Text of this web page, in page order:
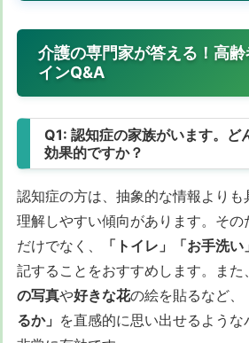
介護の専門家が答える！高
インQ&A
Q1: 認知症の家族がいます。ど
効果的ですか？
認知症の方は、抽象的な情報より
理解しやすい傾向があります。その
だけでなく、
「トイレ」「お手洗い」
記することをおすすめします。また
の写真や好きな花の絵を貼るなど、
るか」 を直感的に思い出せるよう